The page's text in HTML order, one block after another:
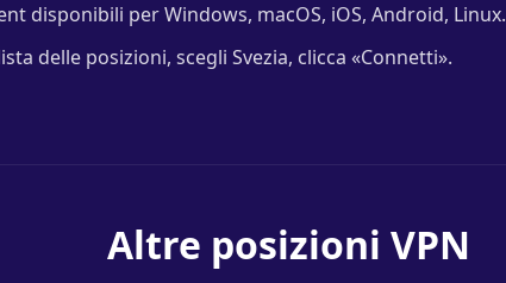
disponibili per Windows, macOS, iOS, Android, Linux.
delle posizioni, scegli Svezia, clicca «Connetti».
Altre posizioni VPN